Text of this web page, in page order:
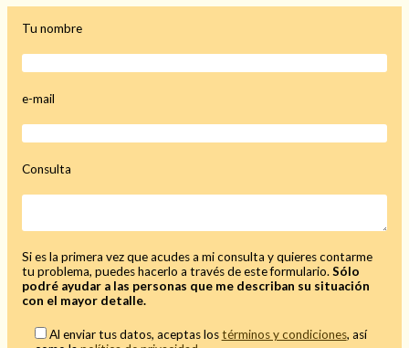
Mi Blog
¿Qué es el tarot?
Tu nombre
e-mail
Consulta
Si es la primera vez que acudes a mi consulta y quieres contarme
tu problema, puedes hacerlo a través de este formulario.Sólo
podré ayudar a las personas que me describan su situación
con el mayor detalle.
Al enviar tus datos, aceptas lostérminos y condiciones, así